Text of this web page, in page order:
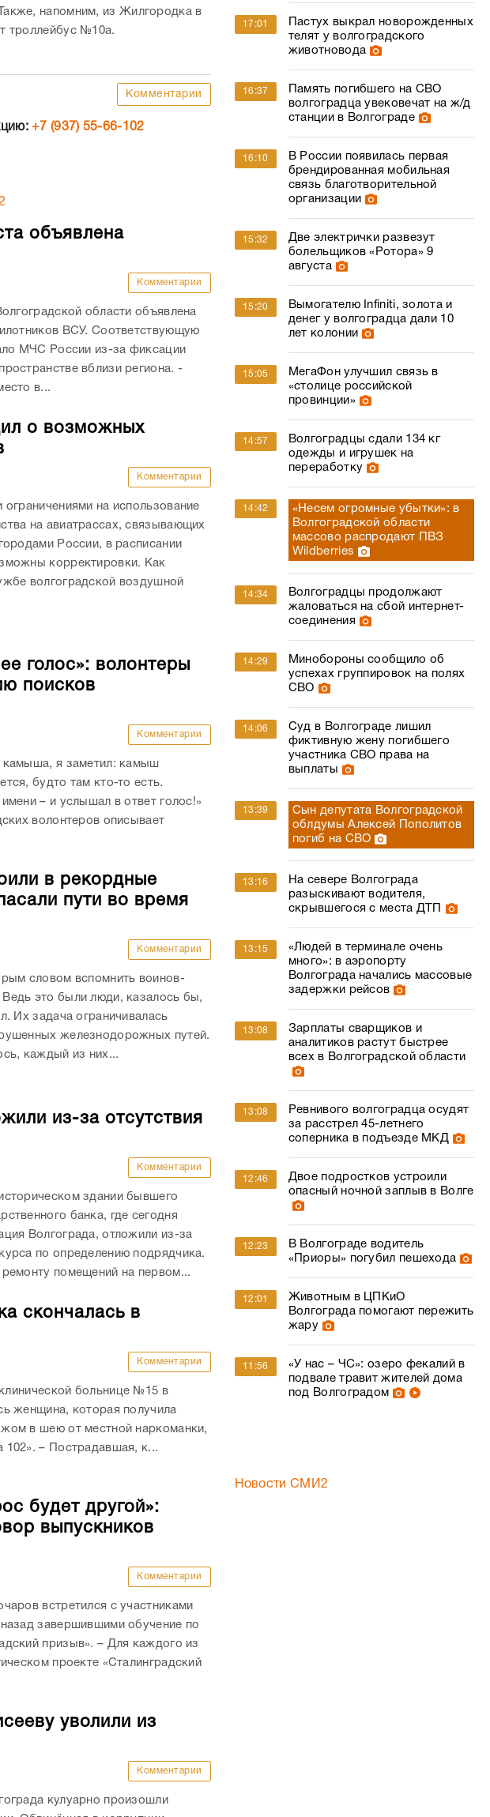
напомним, из Жилгородка в
троллейбус №10а.
Комментарии
+7 (937) 55-66-102
объявлена
Комментарии
области объявлена
ВСУ. Соответствующую
МЧС России из-за фиксации
вблизи региона. -
в...
о возможных
Комментарии
на использование
на авиатрассах, связывающих
России, в расписании
корректировки. Как
волгоградской воздушной
голос»: волонтеры
поисков
Комментарии
камыша, я заметил: камыш
будто там кто-то есть.
– и услышал в ответ голос!»
волонтеров описывает
в рекордные
пути во время
Комментарии
словом вспомнить воинов-
это были люди, казалось бы,
Их задача ограничивалась
железнодорожных путей.
каждый из них...
из-за отсутствия
Комментарии
здании бывшего
банка, где сегодня
Волгограда, отложили из-за
по определению подрядчика.
помещений на первом...
скончалась в
Комментарии
больнице №15 в
женщина, которая получила
в шею от местной наркоманки,
– Пострадавшая, к...
будет другой»:
выпускников
Комментарии
встретился с участниками
завершившими обучение по
призыв». – Для каждого из
проекте «Сталинградский
уволили из
Комментарии
кулуарно произошли
17:01
Пастух выкрал новорожденных
телят у волгоградского
животновода
16:37
Память погибшего на СВО
волгоградца увековечат на ж/д
станции в Волгограде
16:10
В России появилась первая
брендированная мобильная
связь благотворительной
организации
15:32
Две электрички развезут
болельщиков «Ротора» 9
августа
15:20
Вымогателю Infiniti, золота и
денег у волгоградца дали 10
лет колонии
15:05
МегаФон улучшил связь в
«столице российской
провинции»
14:57
Волгоградцы сдали 134 кг
одежды и игрушек на
переработку
14:42
«Несем огромные убытки»: в
Волгоградской области
массово распродают ПВЗ
Wildberries
14:34
Волгоградцы продолжают
жаловаться на сбой интернет-
соединения
14:29
Минобороны сообщило об
успехах группировок на полях
СВО
14:06
Суд в Волгограде лишил
фиктивную жену погибшего
участника СВО права на
выплаты
13:39
Сын депутата Волгоградской
облдумы Алексей Пополитов
погиб на СВО
13:16
На севере Волгограда
разыскивают водителя,
скрывшегося с места ДТП
13:15
«Людей в терминале очень
много»: в аэропорту
Волгограда начались массовые
задержки рейсов
13:08
Зарплаты сварщиков и
аналитиков растут быстрее
всех в Волгоградской области
13:08
Ревнивого волгоградца осудят
за расстрел 45-летнего
соперника в подъезде МКД
12:46
Двое подростков устроили
опасный ночной заплыв в Волге
12:23
В Волгограде водитель
«Приоры» погубил пешехода
12:01
Животным в ЦПКиО
Волгограда помогают пережить
жару
11:56
«У нас – ЧС»: озеро фекалий в
подвале травит жителей дома
под Волгоградом
Новости СМИ2